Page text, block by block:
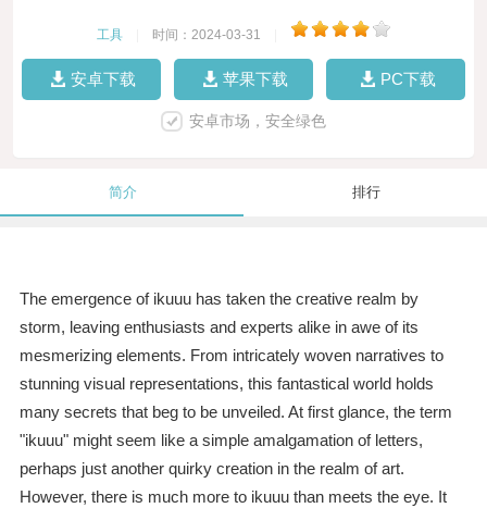
工具 时间：2024-03-31
安卓下载 苹果下载 PC下载
安卓市场，安全绿色
简介 排行
The emergence of ikuuu has taken the creative realm by
storm, leaving enthusiasts and experts alike in awe of its
mesmerizing elements. From intricately woven narratives to
stunning visual representations, this fantastical world holds
many secrets that beg to be unveiled. At first glance, the term
"ikuuu" might seem like a simple amalgamation of letters,
perhaps just another quirky creation in the realm of art.
However, there is much more to ikuuu than meets the eye. It